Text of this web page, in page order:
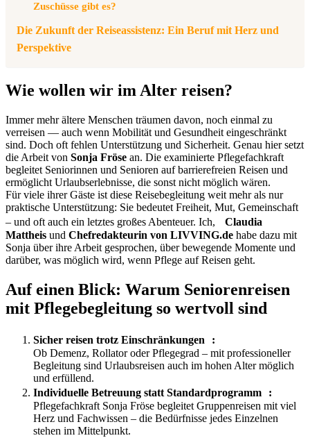
Zuschüsse gibt es?
Die Zukunft der Reiseassistenz: Ein Beruf mit Herz und
Perspektive
Wie wollen wir im Alter reisen?
Immer mehr ältere Menschen träumen davon, noch einmal zu
verreisen — auch wenn Mobilität und Gesundheit eingeschränkt
sind. Doch oft fehlen Unterstützung und Sicherheit. Genau hier setzt
die Arbeit von Sonja Fröse an. Die examinierte Pflegefachkraft
begleitet Seniorinnen und Senioren auf barrierefreien Reisen und
ermöglicht Urlaubserlebnisse, die sonst nicht möglich wären.
Für viele ihrer Gäste ist diese Reisebegleitung weit mehr als nur
praktische Unterstützung: Sie bedeutet Freiheit, Mut, Gemeinschaft
– und oft auch ein letztes großes Abenteuer. Ich, Claudia
Mattheis und Chefredakteurin von LIVVING.de habe dazu mit
Sonja über ihre Arbeit gesprochen, über bewegende Momente und
darüber, was möglich wird, wenn Pflege auf Reisen geht.
Auf einen Blick: Warum Seniorenreisen
mit Pflegebegleitung so wertvoll sind
Sicher reisen trotz Einschränkungen :
Ob Demenz, Rollator oder Pflegegrad – mit professioneller
Begleitung sind Urlaubsreisen auch im hohen Alter möglich
und erfüllend.
Individuelle Betreuung statt Standardprogramm :
Pflegefachkraft Sonja Fröse begleitet Gruppenreisen mit viel
Herz und Fachwissen – die Bedürfnisse jedes Einzelnen
stehen im Mittelpunkt.